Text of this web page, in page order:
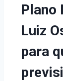
Plano
Luiz
para